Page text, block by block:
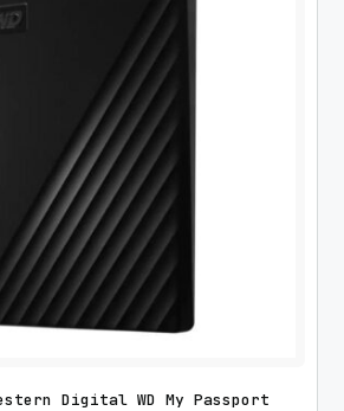
Digital WD My Passport